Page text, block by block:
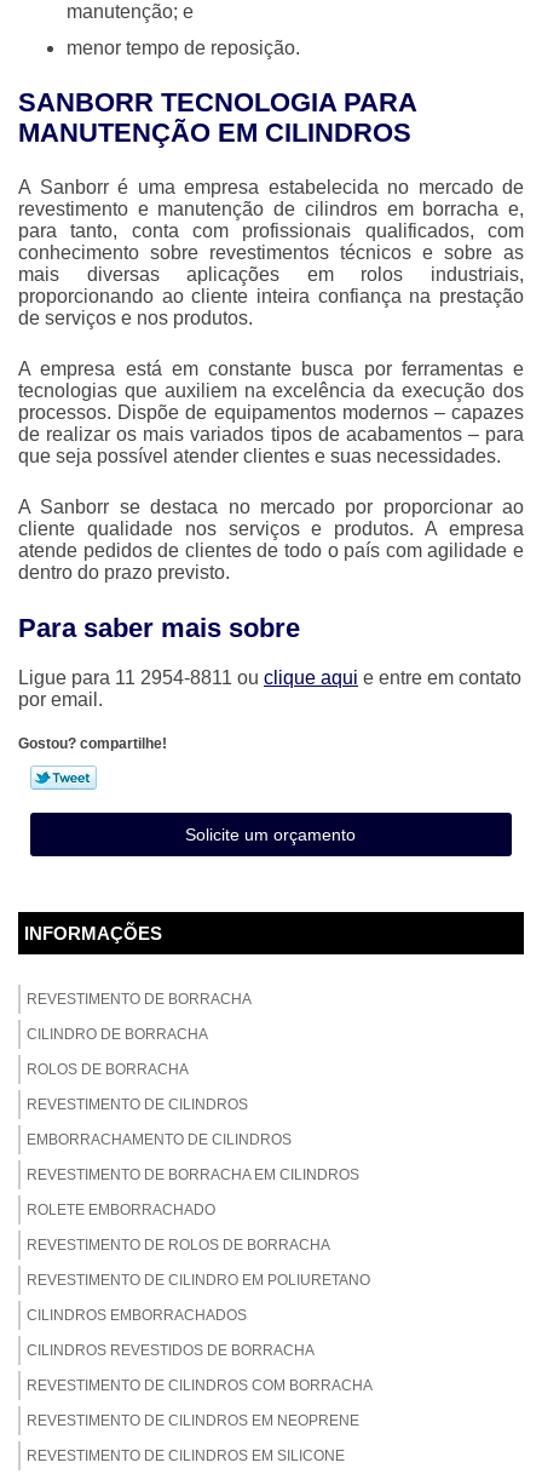
manutenção; e
menor tempo de reposição.
SANBORR TECNOLOGIA PARA
MANUTENÇÃO EM CILINDROS
A Sanborr é uma empresa estabelecida no mercado de
revestimento e manutenção de cilindros em borracha e,
para tanto, conta com profissionais qualificados, com
conhecimento sobre revestimentos técnicos e sobre as
mais diversas aplicações em rolos industriais,
proporcionando ao cliente inteira confiança na prestação
de serviços e nos produtos.
A empresa está em constante busca por ferramentas e
tecnologias que auxiliem na excelência da execução dos
processos. Dispõe de equipamentos modernos – capazes
de realizar os mais variados tipos de acabamentos – para
que seja possível atender clientes e suas necessidades.
A Sanborr se destaca no mercado por proporcionar ao
cliente qualidade nos serviços e produtos. A empresa
atende pedidos de clientes de todo o país com agilidade e
dentro do prazo previsto.
Para saber mais sobre
Ligue para 11 2954-8811 ou clique aqui e entre em contato
por email.
Gostou? compartilhe!
Solicite um orçamento
INFORMAÇÕES
REVESTIMENTO DE BORRACHA
CILINDRO DE BORRACHA
ROLOS DE BORRACHA
REVESTIMENTO DE CILINDROS
EMBORRACHAMENTO DE CILINDROS
REVESTIMENTO DE BORRACHA EM CILINDROS
ROLETE EMBORRACHADO
REVESTIMENTO DE ROLOS DE BORRACHA
REVESTIMENTO DE CILINDRO EM POLIURETANO
CILINDROS EMBORRACHADOS
CILINDROS REVESTIDOS DE BORRACHA
REVESTIMENTO DE CILINDROS COM BORRACHA
REVESTIMENTO DE CILINDROS EM NEOPRENE
REVESTIMENTO DE CILINDROS EM SILICONE